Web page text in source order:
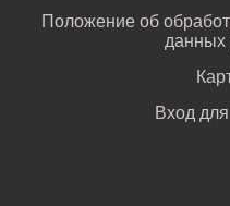
Положение об
данных
Вход